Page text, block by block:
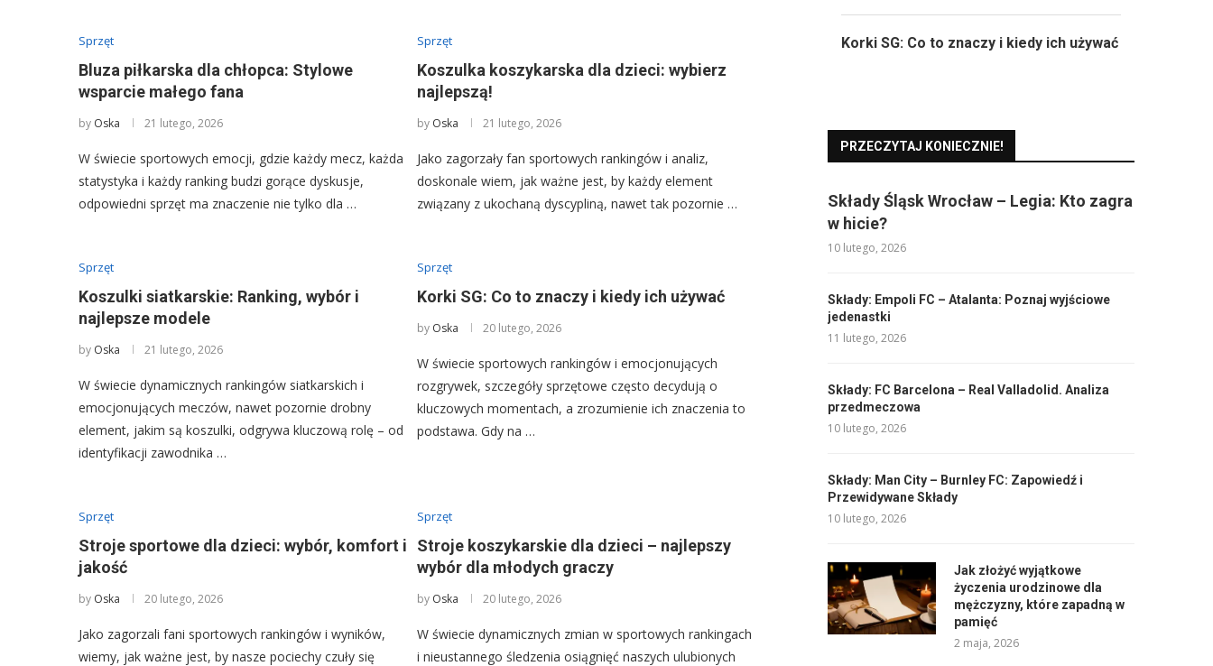
Sprzęt
Bluza piłkarska dla chłopca: Stylowe
wsparcie małego fana
by Oska 21 lutego, 2026
W świecie sportowych emocji, gdzie każdy mecz, każda
statystyka i każdy ranking budzi gorące dyskusje,
odpowiedni sprzęt ma znaczenie nie tylko dla …
Sprzęt
Koszulka koszykarska dla dzieci: wybierz
najlepszą!
by Oska 21 lutego, 2026
Jako zagorzały fan sportowych rankingów i analiz,
doskonale wiem, jak ważne jest, by każdy element
związany z ukochaną dyscypliną, nawet tak pozornie …
Sprzęt
Koszulki siatkarskie: Ranking, wybór i
najlepsze modele
by Oska 21 lutego, 2026
W świecie dynamicznych rankingów siatkarskich i
emocjonujących meczów, nawet pozornie drobny
element, jakim są koszulki, odgrywa kluczową rolę – od
identyfikacji zawodnika …
Sprzęt
Korki SG: Co to znaczy i kiedy ich używać
by Oska 20 lutego, 2026
W świecie sportowych rankingów i emocjonujących
rozgrywek, szczegóły sprzętowe często decydują o
kluczowych momentach, a zrozumienie ich znaczenia to
podstawa. Gdy na …
Sprzęt
Stroje sportowe dla dzieci: wybór, komfort i
jakość
by Oska 20 lutego, 2026
Jako zagorzali fani sportowych rankingów i wyników,
wiemy, jak ważne jest, by nasze pociechy czuły się
Sprzęt
Stroje koszykarskie dla dzieci – najlepszy
wybór dla młodych graczy
by Oska 20 lutego, 2026
W świecie dynamicznych zmian w sportowych rankingach
i nieustannego śledzenia osiągnięć naszych ulubionych
Korki SG: Co to znaczy i kiedy ich używać
PRZECZYTAJ KONIECZNIE!
Składy Śląsk Wrocław – Legia: Kto zagra
w hicie?
10 lutego, 2026
Składy: Empoli FC – Atalanta: Poznaj wyjściowe
jedenastki
11 lutego, 2026
Składy: FC Barcelona – Real Valladolid. Analiza
przedmeczowa
10 lutego, 2026
Składy: Man City – Burnley FC: Zapowiedź i
Przewidywane Składy
10 lutego, 2026
Jak złożyć wyjątkowe
życzenia urodzinowe dla
mężczyzny, które zapadną w
pamięć
2 maja, 2026